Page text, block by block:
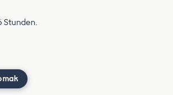
Stunden.